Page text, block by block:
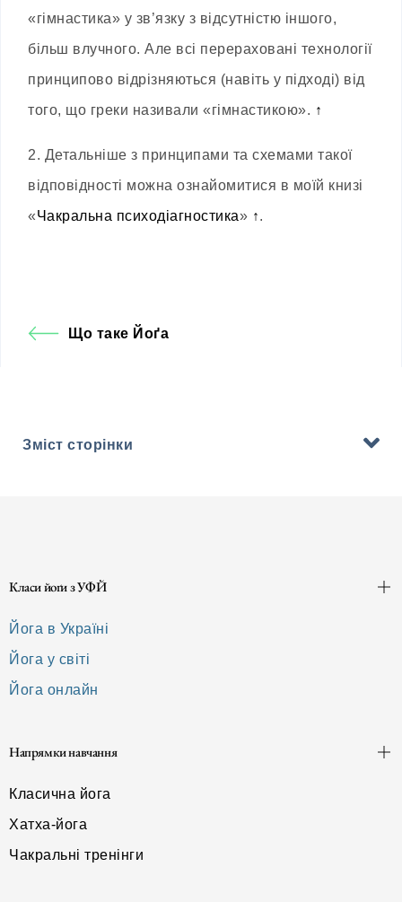
«гімнастика» у зв’язку з відсутністю іншого,
більш влучного. Але всі перераховані технології
принципово відрізняються (навіть у підході) від
того, що греки називали «гімнастикою». ↑
2. Детальніше з принципами та схемами такої
відповідності можна ознайомитися в моїй книзі
«Чакральна психодіагностика» ↑.
Що таке Йоґа
Зміст сторінки
Класи йоґи з УФЙ
Йога в Україні
Йога у світі
Йога онлайн
Напрямки навчання
Класична йога
Хатха-йога
Чакральні тренінги